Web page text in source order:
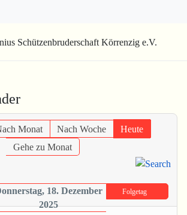
Monat Nach Woche
Heute
Gehe zu Monat
18. Dezember
2025
Folgetag